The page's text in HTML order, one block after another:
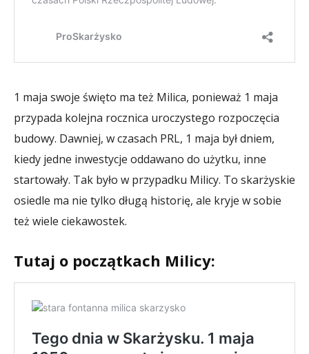
1 maja swoje święto ma też Milica, ponieważ 1 maja
przypada kolejna rocznica uroczystego rozpoczęcia
budowy. Dawniej, w czasach PRL, 1 maja był dniem,
kiedy jedne inwestycje oddawano do użytku, inne
startowały. Tak było w przypadku Milicy. To skarżyskie
osiedle ma nie tylko długą historię, ale kryje w sobie
też wiele ciekawostek.
Tutaj o początkach Milicy: